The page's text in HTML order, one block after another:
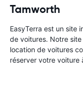
Tamworth
EasyTerra est un site
de voitures. Notre
location de voitures
réserver votre voiture